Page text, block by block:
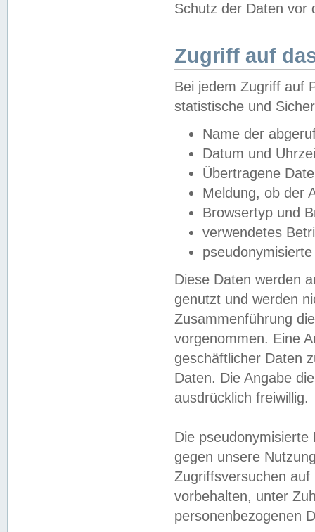
Schutz der Daten vor
Zugriff auf
Bei jedem Zugriff auf
statistische und
Name der
Datum und
Übertragene
Meldung, ob der
Browsertyp und
verwendetes
Diese Daten werden
genutzt und werden
Zusammenführung
vorgenommen. Eine
geschäftlicher Daten
Daten. Die Angabe
ausdrücklich freiwillig.
Die
gegen unsere
Zugriffsversuchen
vorbehalten, unter
personenbezogenen